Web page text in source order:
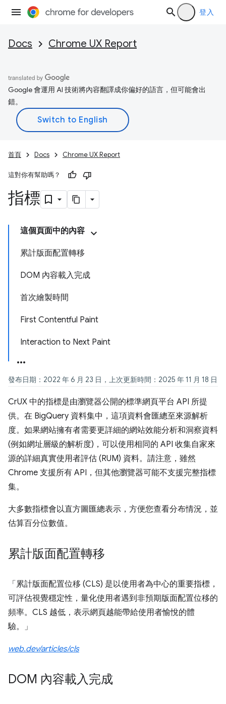
登入
Docs Chrome UX Report
Google 會運用 AI 技術將內容翻譯成你偏好的語言，但可能會出
錯。
首頁 Docs Chrome UX Report
這對你有幫助嗎？
指標
這個頁面中的內容
累計版面配置轉移
DOM 內容載入完成
首次繪製時間
First Contentful Paint
Interaction to Next Paint
發布日期：2022 年 6 月 23 日，上次更新時間：2025 年 11 月 18 日
CrUX 中的指標是由瀏覽器公開的標準網頁平台 API 所提
供。在 BigQuery 資料集中，這項資料會匯總至來源解析
度。如果網站擁有者需要更詳細的網站效能分析和洞察資料
(例如網址層級的解析度)，可以使用相同的 API 收集自家來
源的詳細真實使用者評估 (RUM) 資料。請注意，雖然
Chrome 支援所有 API，但其他瀏覽器可能不支援完整指標
集。
大多數指標會以直方圖匯總表示，方便您查看分布情況，並
估算百分位數值。
累計版面配置轉移
「累計版面配置位移 (CLS) 是以使用者為中心的重要指標，
可評估視覺穩定性，量化使用者遇到非預期版面配置位移的
頻率。CLS 越低，表示網頁越能帶給使用者愉悅的體
驗。」
web.dev/articles/cls
DOM 內容載入完成